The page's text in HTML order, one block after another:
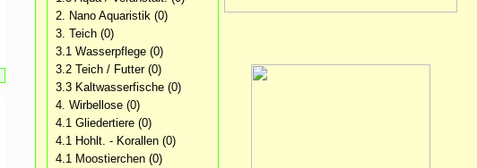
2. Nano Aquaristik (0)
3. Teich (0)
3.1 Wasserpflege (0)
3.2 Teich / Futter(0)
3.3 Kaltwasserfische (0)
4. Wirbellose (0)
4.1 Gliedertiere (0)
4.1 Hohlt. - Korallen (0)
4.1 Moostierchen (0)